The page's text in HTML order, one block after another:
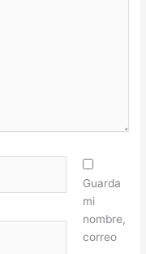
Guarda
mi
nombre,
correo